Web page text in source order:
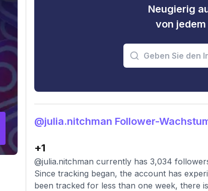
Neugierig
von
@julia.nitchman Follower-
+1
@julia.nitchman currently has 3,034
Since tracking began, the account has
been tracked for less than one week, there